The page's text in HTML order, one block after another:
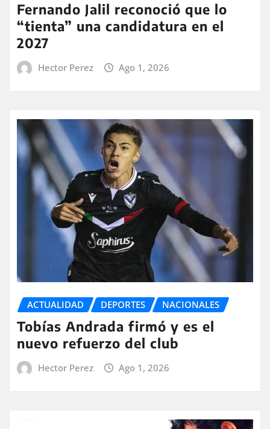
Fernando Jalil reconoció que lo
“tienta” una candidatura en el
2027
Hector Perez Ago 1, 2026
ACTUALIDAD DEPORTES NACIONALES
Tobías Andrada firmó y es el
nuevo refuerzo del club
Hector Perez Ago 1, 2026